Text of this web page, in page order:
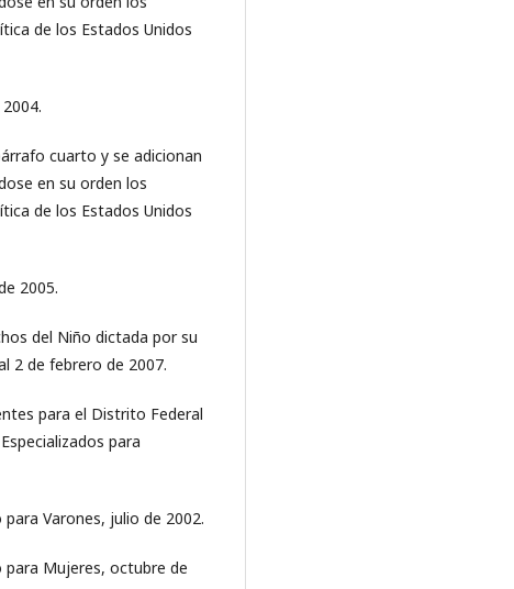
de los Estados Unidos
cuarto y se adicionan
en su orden los
de los Estados Unidos
2005.
del Niño dictada por su
2 de febrero de 2007.
para el Distrito Federal
para
Varones, julio de 2002.
Mujeres, octubre de